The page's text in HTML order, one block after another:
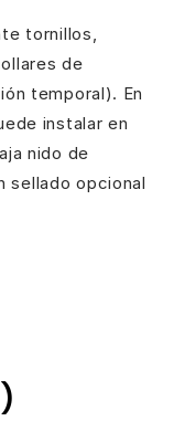
tornillos,
de
temporal). En
instalar en
nido de
sellado opcional